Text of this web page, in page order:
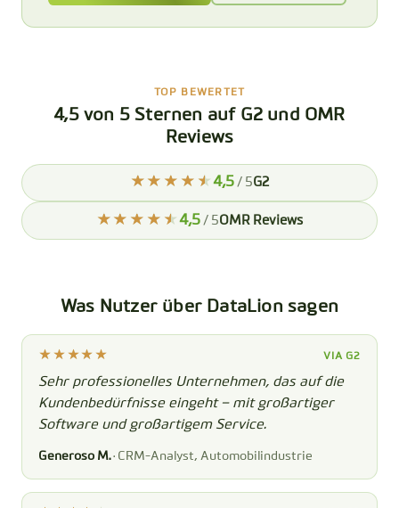
TOP BEWERTET
4,5 von 5 Sternen auf G2 und OMR
Reviews
4,5 / 5G2
4,5 / 5OMR Reviews
Was Nutzer über DataLion sagen
VIA G2
Sehr professionelles Unternehmen, das auf die
Kundenbedürfnisse eingeht – mit großartiger
Software und großartigem Service.
Generoso M. · CRM-Analyst, Automobilindustrie